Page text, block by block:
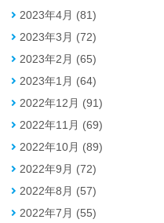
2023年4月 (81)
2023年3月 (72)
2023年2月 (65)
2023年1月 (64)
2022年12月 (91)
2022年11月 (69)
2022年10月 (89)
2022年9月 (72)
2022年8月 (57)
2022年7月 (55)